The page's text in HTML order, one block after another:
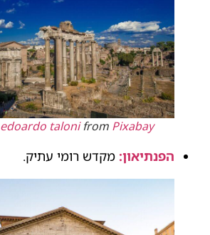
edoardo talonifrom Pixabay
הפנתיאון: מקדש רומי עתיק.